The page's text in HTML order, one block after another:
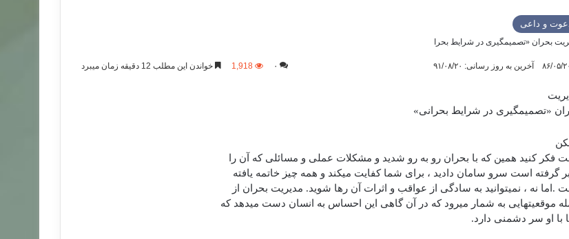
و داعی
بحران «تصمیم‏گیری در شرایط بحرا
۸۶/۰۵/۲۰ آخرین به روز رسانی: ۹۱/۰۸/۲۰ ۰ 1,918 خواندن این مطلب 12 دقیقه زمان میبرد
«تصمیم‏گیری در شرایط بحرانی»
فكر كنید همین كه با بحران رو به رو شدید و مشكلات عملی و مسائلی كه آن را
گرفته است سرو سامان دادید ، برای شما كفایت می‏كند و همه چیز خاتمه یافته
.اما نه ، نمی‏توانید به سادگی از عواقب و اثرات آن رها شوید. مدیریت بحران از
موقعیت‏هایی به شمار می‏رود كه در آن گاهی این احساس به انسان دست می‏دهد كه
با او سر دشمنی دارد.